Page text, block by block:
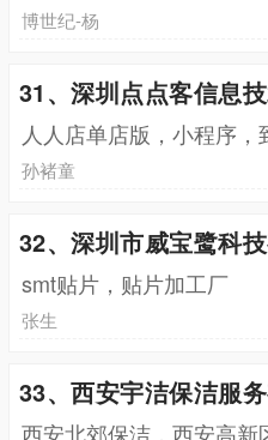
博世纪-杨
31、深圳点点客信息
人人店单店版，小程序
孙褚童
32、深圳市威宝鹭科
smt贴片，贴片加工厂
张生
33、西安宇洁保洁服
西安北郊保洁，西安高新